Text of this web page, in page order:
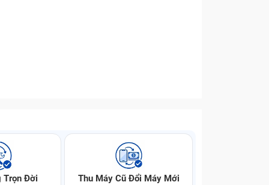
Trọn Đời Thu Máy Cũ Đổi Máy Mới